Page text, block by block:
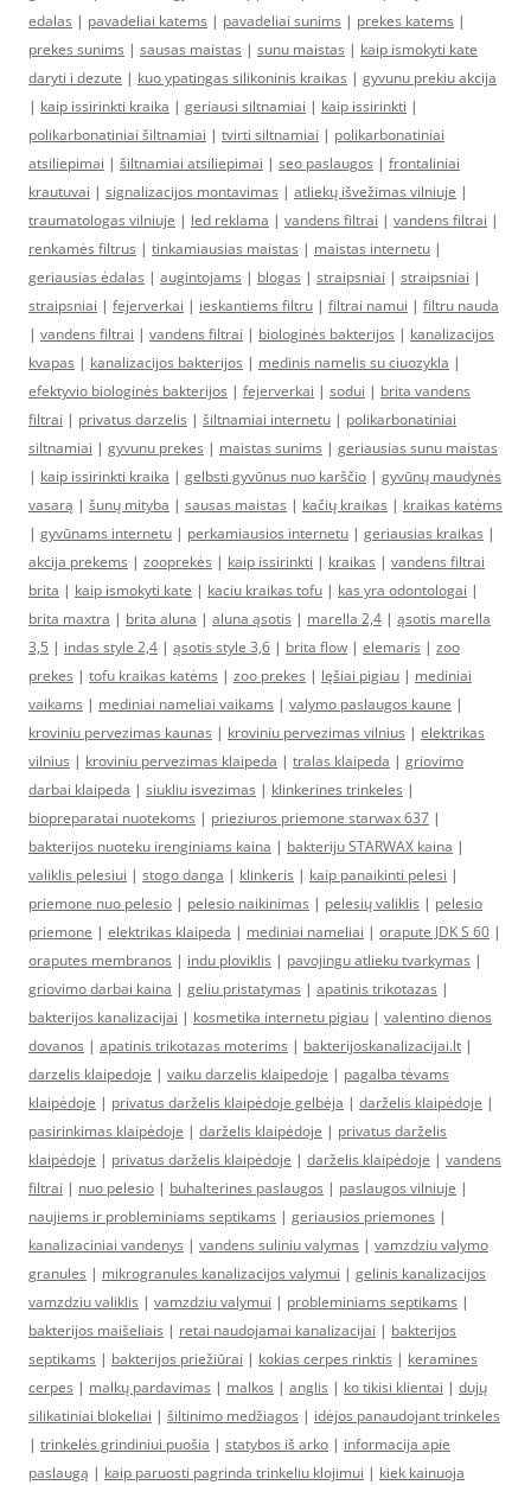
edalas | pavadeliai katems | pavadeliai sunims | prekes katems |
prekes sunims | sausas maistas | sunu maistas | kaip ismokyti kate
daryti i dezute | kuo ypatingas silikoninis kraikas | gyvunu prekiu akcija
| kaip issirinkti kraika | geriausi siltnamiai | kaip issirinkti |
polikarbonatiniai šiltnamiai | tvirti siltnamiai | polikarbonatiniai
atsiliepimai | šiltnamiai atsiliepimai | seo paslaugos | frontaliniai
krautuvai | signalizacijos montavimas | atliekų išvežimas vilniuje |
traumatologas vilniuje | led reklama | vandens filtrai | vandens filtrai |
renkamės filtrus | tinkamiausias maistas | maistas internetu |
geriausias ėdalas | augintojams | blogas | straipsniai | straipsniai |
straipsniai | fejerverkai | ieskantiems filtru | filtrai namui | filtru nauda
| vandens filtrai | vandens filtrai | biologinės bakterijos | kanalizacijos
kvapas | kanalizacijos bakterijos | medinis namelis su ciuozykla |
efektyvio biologinės bakterijos | fejerverkai | sodui | brita vandens
filtrai | privatus darzelis | šiltnamiai internetu | polikarbonatiniai
siltnamiai | gyvunu prekes | maistas sunims | geriausias sunu maistas
| kaip issirinkti kraika | gelbsti gyvūnus nuo karščio | gyvūnų maudynės
vasarą | šunų mityba | sausas maistas | kačių kraikas | kraikas katėms
| gyvūnams internetu | perkamiausios internetu | geriausias kraikas |
akcija prekems | zooprekės | kaip issirinkti | kraikas | vandens filtrai
brita | kaip ismokyti kate | kaciu kraikas tofu | kas yra odontologai |
brita maxtra | brita aluna | aluna ąsotis | marella 2,4 | ąsotis marella
3,5 | indas style 2,4 | ąsotis style 3,6 | brita flow | elemaris | zoo
prekes | tofu kraikas katėms | zoo prekes | lęšiai pigiau | mediniai
vaikams | mediniai nameliai vaikams | valymo paslaugos kaune |
kroviniu pervezimas kaunas | kroviniu pervezimas vilnius | elektrikas
vilnius | kroviniu pervezimas klaipeda | tralas klaipeda | griovimo
darbai klaipeda | siukliu isvezimas | klinkerines trinkeles |
biopreparatai nuotekoms | prieziuros priemone starwax 637 |
bakterijos nuoteku irenginiams kaina | bakteriju STARWAX kaina |
valiklis pelesiui | stogo danga | klinkeris | kaip panaikinti pelesi |
priemone nuo pelesio | pelesio naikinimas | pelesių valiklis | pelesio
priemone | elektrikas klaipeda | mediniai nameliai | orapute JDK S 60 |
oraputes membranos | indu ploviklis | pavojingu atlieku tvarkymas |
griovimo darbai kaina | geliu pristatymas | apatinis trikotazas |
bakterijos kanalizacijai | kosmetika internetu pigiau | valentino dienos
dovanos | apatinis trikotazas moterims | bakterijoskanalizacijai.lt |
darzelis klaipedoje | vaiku darzelis klaipedoje | pagalba tėvams
klaipėdoje | privatus darželis klaipėdoje gelbėja | darželis klaipėdoje |
pasirinkimas klaipėdoje | darželis klaipėdoje | privatus darželis
klaipėdoje | privatus darželis klaipėdoje | darželis klaipėdoje | vandens
filtrai | nuo pelesio | buhalterines paslaugos | paslaugos vilniuje |
naujiems ir probleminiams septikams | geriausios priemones |
kanalizaciniai vandenys | vandens suliniu valymas | vamzdziu valymo
granules | mikrogranules kanalizacijos valymui | gelinis kanalizacijos
vamzdziu valiklis | vamzdziu valymui | probleminiams septikams |
bakterijos maišeliais | retai naudojamai kanalizacijai | bakterijos
septikams | bakterijos priežiūrai | kokias cerpes rinktis | keramines
cerpes | malkų pardavimas | malkos | anglis | ko tikisi klientai | dujų
silikatiniai blokeliai | šiltinimo medžiagos | idėjos panaudojant trinkeles
| trinkelės grindiniui puošia | statybos iš arko | informacija apie
paslaugą | kaip paruosti pagrinda trinkeliu klojimui | kiek kainuoja